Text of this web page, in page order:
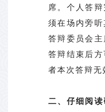
席。个人答辩
须在场内旁听
答辩委员会
答辩结束后
者本次答辩无
二、 仔细阅读